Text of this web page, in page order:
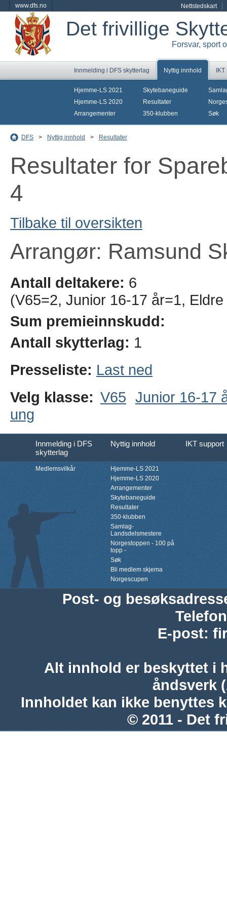
www.dfs.no Nettstedskart
Det frivillige
Forsvar, sport
Innmelding i DFS skytterlag Nyttig innhold
Hjemme-LS 2021
Hjemme-LS 2020
Arrangementer
Skytebaneguide
Resultater
350-klubben
Søk
DFS > Nyttig innhold > Resultater
Resultater for
4
Tilbake til oversikten
Arrangør: Ramsund
Antall deltakere: 6
(V65=2, Junior 16-17 år=1,
Sum premieinnskudd:
Antall skytterlag: 1
Presseliste: Last ned
Velg klasse: V65 Junior 16-17
ung
Innmelding i DFS
skytterlag
Nyttig innhold IKT support
Medlemsvilkår
Hjemme-LS 2021
Hjemme-LS 2020
Arrangementer
Skytebaneguide
Resultater
350-klubben
Samlag-
Landsdelsmestere
Norgestoppen - 100 på
topp -
Søk
Bli medlem skjema
Norgescupen
Post- og
Telefon
E-post:
Alt innhold er beskyttet i
åndsverk
Innholdet kan ikke benyttes
© 2011 - Det